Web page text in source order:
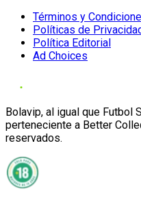
Términos y
Políticas de
Política Editorial
Ad Choices
Bolavip, al igual que Futbol
perteneciente a Better
reservados.